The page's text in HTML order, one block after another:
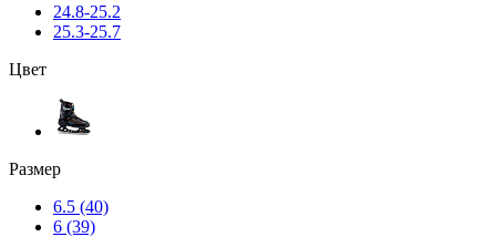
24.8-25.2
25.3-25.7
Цвет
Размер
6.5 (40)
6 (39)